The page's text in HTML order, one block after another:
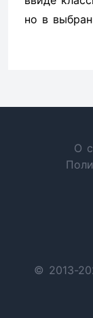
но в
О
© 2013-